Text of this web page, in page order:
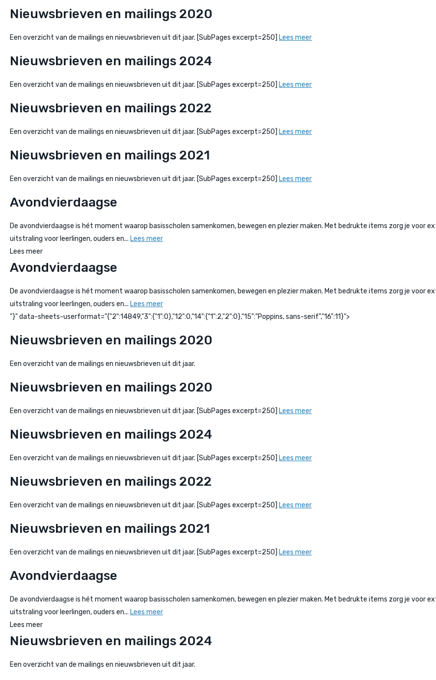
Nieuwsbrieven en mailings 2020
Een overzicht van de mailings en nieuwsbrieven uit dit jaar. [SubPages excerpt=250] Lees meer
Nieuwsbrieven en mailings 2024
Een overzicht van de mailings en nieuwsbrieven uit dit jaar. [SubPages excerpt=250] Lees meer
Nieuwsbrieven en mailings 2022
Een overzicht van de mailings en nieuwsbrieven uit dit jaar. [SubPages excerpt=250] Lees meer
Nieuwsbrieven en mailings 2021
Een overzicht van de mailings en nieuwsbrieven uit dit jaar. [SubPages excerpt=250] Lees meer
Avondvierdaagse
De avondvierdaagse is hét moment waarop basisscholen samenkomen, bewegen en plezier maken. Met bedrukte items zorg je voor
uitstraling voor leerlingen, ouders en... Lees meer
Lees meer
Avondvierdaagse
De avondvierdaagse is hét moment waarop basisscholen samenkomen, bewegen en plezier maken. Met bedrukte items zorg je voor
uitstraling voor leerlingen, ouders en... Lees meer
"}" data-sheets-userformat="{"2":14849,"3":{"1":0},"12":0,"14":{"1":2,"2":0},"15":"Poppins, sans-serif","16":11}">
Nieuwsbrieven en mailings 2020
Een overzicht van de mailings en nieuwsbrieven uit dit jaar.
Nieuwsbrieven en mailings 2020
Een overzicht van de mailings en nieuwsbrieven uit dit jaar. [SubPages excerpt=250] Lees meer
Nieuwsbrieven en mailings 2024
Een overzicht van de mailings en nieuwsbrieven uit dit jaar. [SubPages excerpt=250] Lees meer
Nieuwsbrieven en mailings 2022
Een overzicht van de mailings en nieuwsbrieven uit dit jaar. [SubPages excerpt=250] Lees meer
Nieuwsbrieven en mailings 2021
Een overzicht van de mailings en nieuwsbrieven uit dit jaar. [SubPages excerpt=250] Lees meer
Avondvierdaagse
De avondvierdaagse is hét moment waarop basisscholen samenkomen, bewegen en plezier maken. Met bedrukte items zorg je voor
uitstraling voor leerlingen, ouders en... Lees meer
Lees meer
Nieuwsbrieven en mailings 2024
Een overzicht van de mailings en nieuwsbrieven uit dit jaar.